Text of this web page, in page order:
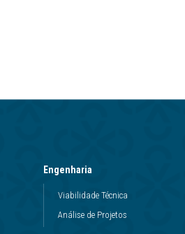
Engenharia
Viabilidade Técnica
Análise de Projetos